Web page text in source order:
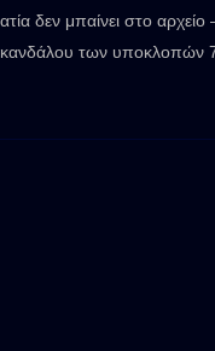
δεν μπαίνει στο
των υποκλοπών